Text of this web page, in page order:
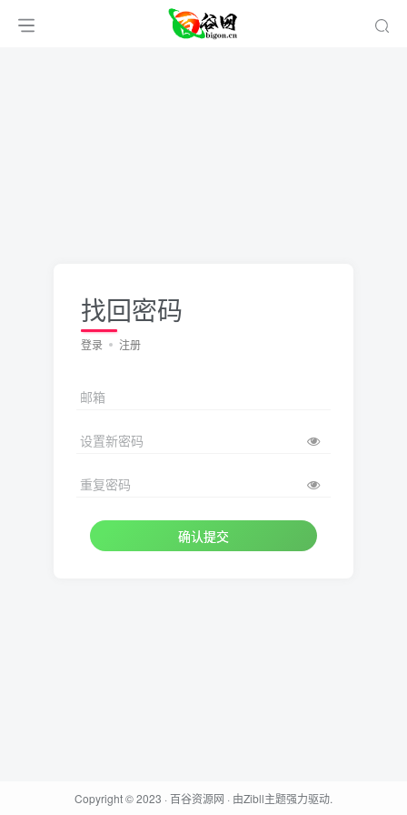
找回密码
登录 注册
邮箱
设置新密码
重复密码
确认提交
Copyright © 2023 ·百谷资源网 · 由Zibll主题强力驱动.